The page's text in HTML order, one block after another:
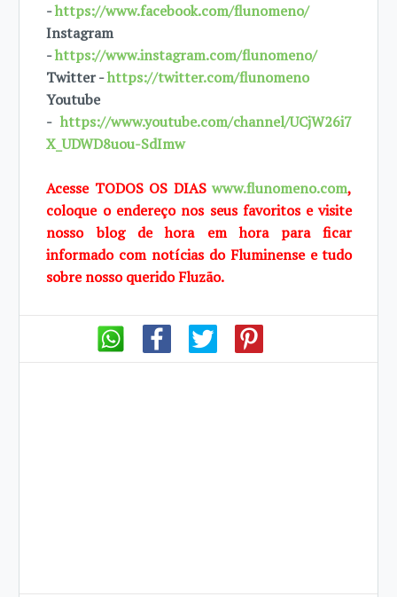
-https://www.facebook.com/flunomeno/
Instagram
-https://www.instagram.com/flunomeno/
Twitter -https://twitter.com/flunomeno
Youtube
-https://www.youtube.com/channel/UCjW26i7
X_UDWD8uou-SdImw
Acesse TODOS OS DIASwww.flunomeno.com,
coloque o endereço nos seus favoritos e visite
nosso blog de hora em hora para ficar
informado com notícias do Fluminense e tudo
sobre nosso querido Fluzão.